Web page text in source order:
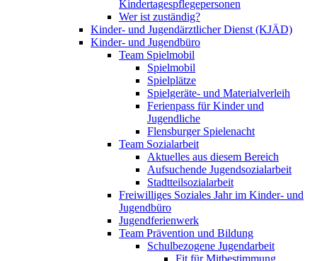
Kindertagespflegepersonen
Wer ist zuständig?
Kinder- und Jugendärztlicher Dienst (KJÄD)
Kinder- und Jugendbüro
Team Spielmobil
Spielmobil
Spielplätze
Spielgeräte- und Materialverleih
Ferienpass für Kinder und
Jugendliche
Flensburger Spielenacht
Team Sozialarbeit
Aktuelles aus diesem Bereich
Aufsuchende Jugendsozialarbeit
Stadtteilsozialarbeit
Freiwilliges Soziales Jahr im Kinder- und
Jugendbüro
Jugendferienwerk
Team Prävention und Bildung
Schulbezogene Jugendarbeit
Fit für Mitbestimmung